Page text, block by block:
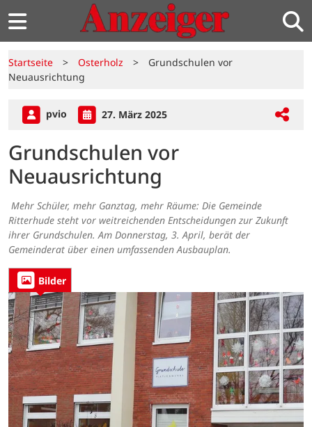
Startseite > Osterholz >
Grundschulen vor
Neuausrichtung
pvio 27. März 2025
Grundschulen vor
Neuausrichtung
Mehr Schüler, mehr Ganztag, mehr Räume: Die Gemeinde
Ritterhude steht vor weitreichenden Entscheidungen zur Zukunft
ihrer Grundschulen. Am Donnerstag, 3. April, berät der
Gemeinderat über einen umfassenden Ausbauplan.
Bilder